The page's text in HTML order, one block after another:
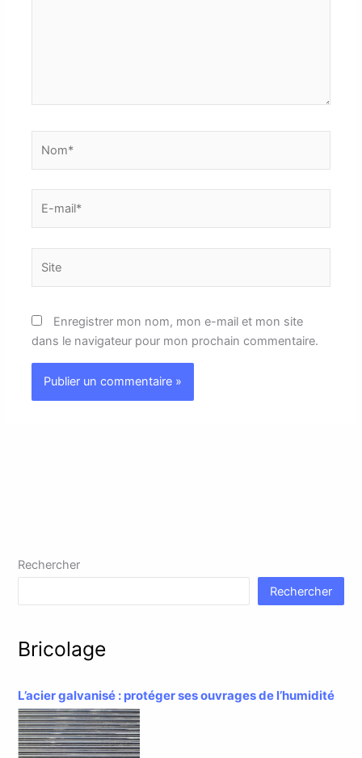
mail*
Enregistrer mon nom, mon e-mail et mon site
dans le navigateur pour mon prochain commentaire.
Rechercher
Rechercher
Bricolage
L’acier galvanisé : protéger ses ouvrages de l’humidité